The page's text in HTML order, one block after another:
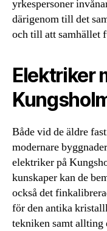
yrkespersoner
därigenom till det
och till att samhället
Elektriker
Både vid de äldre
modernare
elektriker på
kunskaper kan de
också det
för den antika
tekniken samt allting